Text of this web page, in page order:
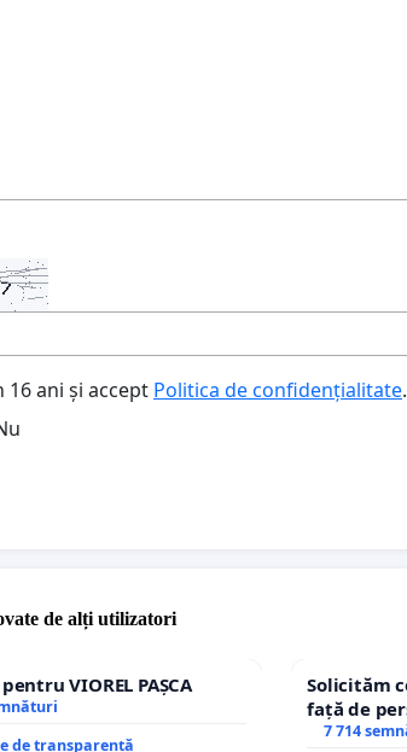
16 ani și accept Politica de confidențialitate.
de alți utilizatori
VIOREL PAȘCA
de transparență
Solicităm
față de
7 714